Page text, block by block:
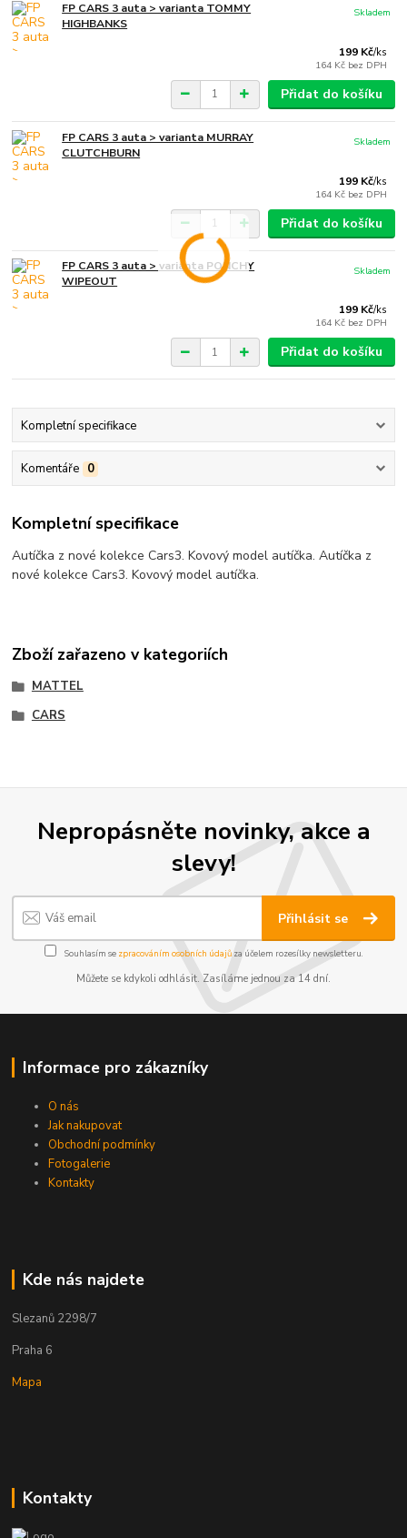
FP CARS 3 auta > varianta TOMMY
HIGHBANKS
199 Kč/ks
164 Kč bez DPH
Skladem
Přidat do košíku
FP CARS 3 auta > varianta MURRAY
CLUTCHBURN
199 Kč/ks
164 Kč bez DPH
Skladem
Přidat do košíku
FP CARS 3 auta > varianta PONCHY
WIPEOUT
199 Kč/ks
164 Kč bez DPH
Skladem
Přidat do košíku
Kompletní specifikace
Komentáře 0
Kompletní specifikace
Autíčka z nové kolekce Cars3. Kovový model autíčka. Autíčka z
nové kolekce Cars3. Kovový model autíčka.
Zboží zařazeno v kategoriích
MATTEL
CARS
Nepropásněte novinky, akce a
slevy!
Přihlásit se
Souhlasím se zpracováním osobních údajůza účelem rozesílky newsletteru.
Můžete se kdykoli odhlásit. Zasíláme jednou za 14 dní.
Informace pro zákazníky
O nás
Jak nakupovat
Obchodní podmínky
Fotogalerie
Kontakty
Kde nás najdete
Slezanů 2298/7
Praha 6
Mapa
Kontakty